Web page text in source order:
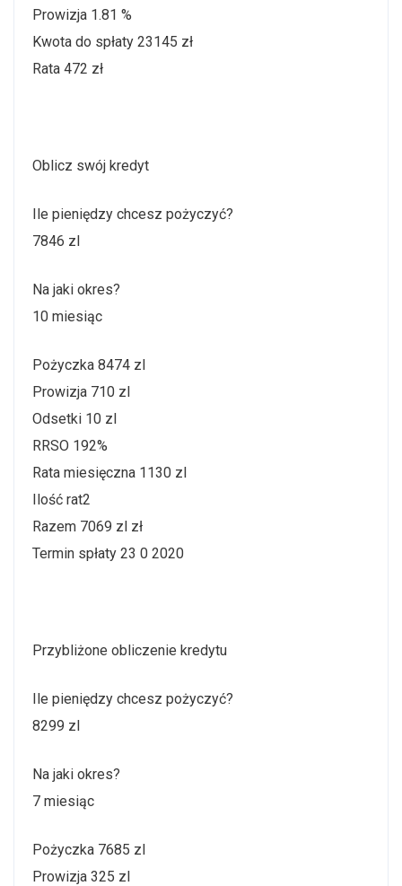
Prowizja 1.81 %
Kwota do spłaty 23145 zł
Rata 472 zł
Oblicz swój kredyt
Ile pieniędzy chcesz pożyczyć?
7846 zl
Na jaki okres?
10 miesiąc
Pożyczka 8474 zl
Prowizja 710 zl
Odsetki 10 zl
RRSO 192%
Rata miesięczna 1130 zl
Ilość rat2
Razem 7069 zl zł
Termin spłaty 23 0 2020
Przybliżone obliczenie kredytu
Ile pieniędzy chcesz pożyczyć?
8299 zl
Na jaki okres?
7 miesiąc
Pożyczka 7685 zl
Prowizja 325 zl